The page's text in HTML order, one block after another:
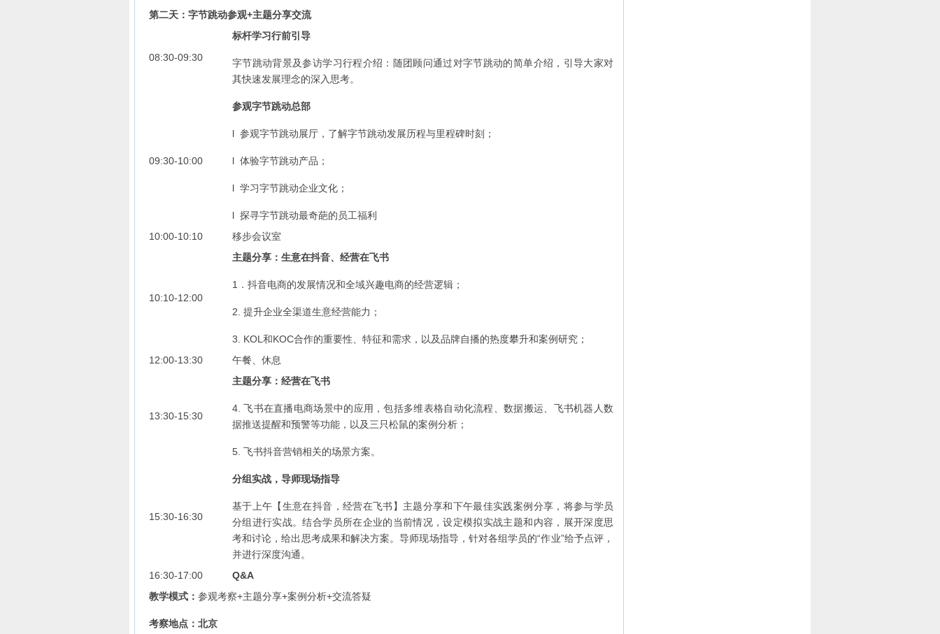
第二天：字节跳动参观+主题分享交流
08:30-09:30
标杆学习行前引导
字节跳动背景及参访学习行程介绍：随团顾问通过对字节跳动的简单介绍，引导大家对
其快速发展理念的深入思考。
09:30-10:00
参观字节跳动总部
l 参观字节跳动展厅，了解字节跳动发展历程与里程碑时刻；
l 体验字节跳动产品；
l 学习字节跳动企业文化；
l 探寻字节跳动最奇葩的员工福利
10:00-10:10
移步会议室
10:10-12:00
主题分享：生意在抖音、经营在飞书
1．抖音电商的发展情况和全域兴趣电商的经营逻辑；
2. 提升企业全渠道生意经营能力；
3. KOL和KOC合作的重要性、特征和需求，以及品牌自播的热度攀升和案例研究；
12:00-13:30
午餐、休息
13:30-15:30
主题分享：经营在飞书
4. 飞书在直播电商场景中的应用，包括多维表格自动化流程、数据搬运、飞书机器人数
据推送提醒和预警等功能，以及三只松鼠的案例分析；
5. 飞书抖音营销相关的场景方案。
15:30-16:30
分组实战，导师现场指导
基于上午【生意在抖音，经营在飞书】主题分享和下午最佳实践案例分享，将参与学员
分组进行实战。结合学员所在企业的当前情况，设定模拟实战主题和内容，展开深度思
考和讨论，给出思考成果和解决方案。导师现场指导，针对各组学员的“作业”给予点评，
并进行深度沟通。
16:30-17:00
Q&A
教学模式： 参观考察+主题分享+案例分析+交流答疑
考察地点：北京